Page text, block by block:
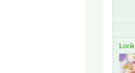
Lorik